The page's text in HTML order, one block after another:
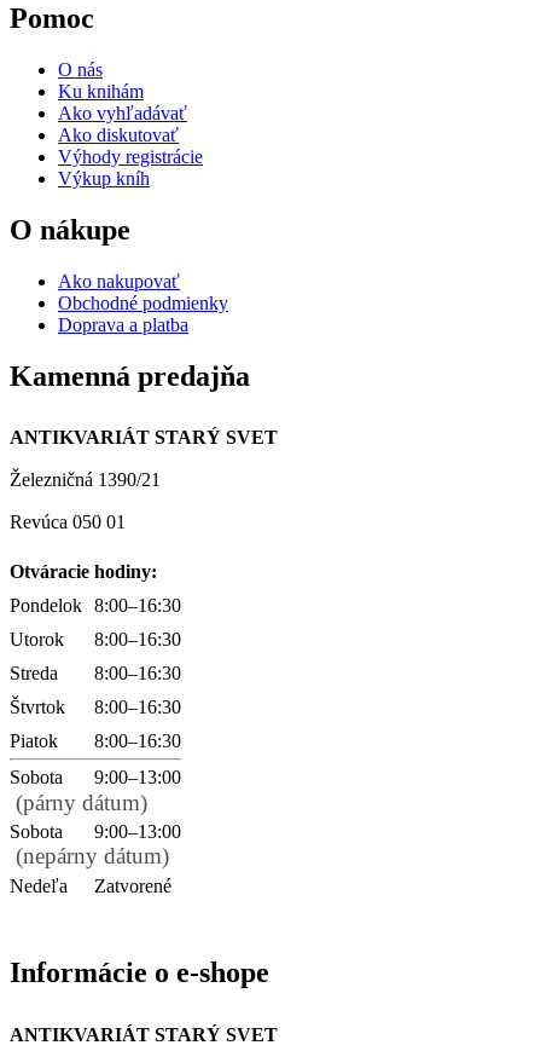
Pomoc
O nás
Ku knihám
Ako vyhľadávať
Ako diskutovať
Výhody registrácie
Výkup kníh
O nákupe
Ako nakupovať
Obchodné podmienky
Doprava a platba
Kamenná predajňa
ANTIKVARIÁT STARÝ SVET
Železničná 1390/21
Revúca 050 01
Otváracie hodiny:
Pondelok 8:00–16:30
Utorok
8:00–16:30
Streda
8:00–16:30
Štvrtok
8:00–16:30
Piatok
8:00–16:30
Sobota
9:00–13:00
(párny dátum)
Sobota 9:00–13:00
(nepárny dátum)
Nedeľa Zatvorené
Informácie o e-shope
ANTIKVARIÁT STARÝ SVET